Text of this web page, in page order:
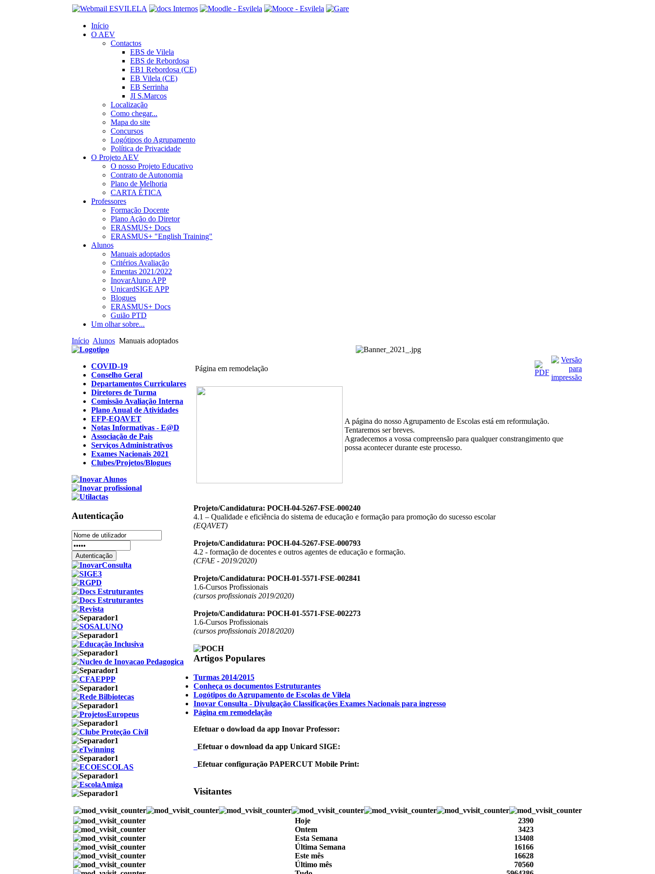
Início
O AEV
Contactos
EBS de Vilela
EBS de Rebordosa
EB1 Rebordosa (CE)
EB Vilela (CE)
EB Serrinha
JI S.Marcos
Localização
Como chegar...
Mapa do site
Concursos
Logótipos do Agrupamento
Política de Privacidade
O Projeto AEV
O nosso Projeto Educativo
Contrato de Autonomia
Plano de Melhoria
CARTA ÉTICA
Professores
Formação Docente
Plano Ação do Diretor
ERASMUS+ Docs
ERASMUS+ "English Training"
Alunos
Manuais adoptados
Critérios Avaliação
Ementas 2021/2022
InovarAluno APP
UnicardSIGE APP
Blogues
ERASMUS+ Docs
Guião PTD
Um olhar sobre...
Início Alunos Manuais adoptados
Página em remodelação
A página do nosso Agrupamento de Escolas está em reformulação.
Tentaremos ser breves.
Agradecemos a vossa compreensão para qualquer constrangimento que
possa acontecer durante este processo.
Projeto/Candidatura: POCH-04-5267-FSE-000240
4.1 – Qualidade e eficiência do sistema de educação e formação para promoção do sucesso escolar
(EQAVET)
Projeto/Candidatura: POCH-04-5267-FSE-000793
4.2 - formação de docentes e outros agentes de educação e formação.
(CFAE - 2019/2020)
Projeto/Candidatura: POCH-01-5571-FSE-002841
1.6-Cursos Profissionais
(cursos profissionais 2019/2020)
Projeto/Candidatura: POCH-01-5571-FSE-002273
1.6-Cursos Profissionais
(cursos profissionais 2018/2020)
COVID-19
Conselho Geral
Departamentos Curriculares
Diretores de Turma
Comissão Avaliação Interna
Plano Anual de Atividades
EFP-EQAVET
Notas Informativas - E@D
Associação de Pais
Serviços Administrativos
Exames Nacionais 2021
Clubes/Projetos/Blogues
Autenticação
Artigos Populares
Turmas 2014/2015
Conheça os documentos Estruturantes
Logótipos do Agrupamento de Escolas de Vilela
Inovar Consulta - Divulgação Classificações Exames Nacionais para ingresso
Página em remodelação
Efetuar o dowload da app Inovar Professor:
Efetuar o download da app Unicard SIGE:
Efetuar configuração PAPERCUT Mobile Print:
Visitantes
Hoje
2390
Ontem
3423
Esta Semana
13408
Última Semana
16166
Este mês
16628
Último mês
70560